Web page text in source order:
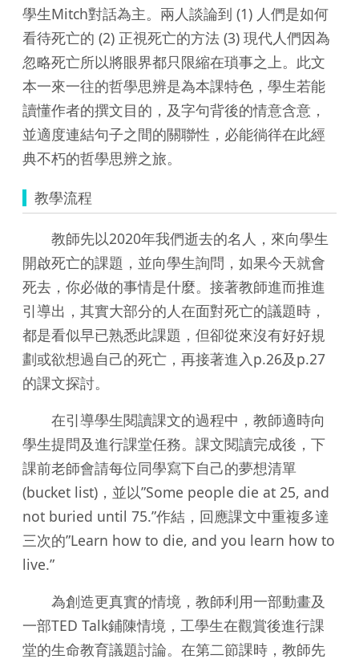
學生Mitch對話為主。兩人談論到 (1) 人們是如何
看待死亡的 (2) 正視死亡的方法 (3) 現代人們因為
忽略死亡所以將眼界都只限縮在瑣事之上。此文
本一來一往的哲學思辨是為本課特色，學生若能
讀懂作者的撰文目的，及字句背後的情意含意，
並適度連結句子之間的關聯性，必能徜徉在此經
典不朽的哲學思辨之旅。
教學流程
教師先以2020年我們逝去的名人，來向學生
開啟死亡的課題，並向學生詢問，如果今天就會
死去，你必做的事情是什麼。接著教師進而推進
引導出，其實大部分的人在面對死亡的議題時，
都是看似早已熟悉此課題，但卻從來沒有好好規
劃或欲想過自己的死亡，再接著進入p.26及p.27
的課文探討。
在引導學生閱讀課文的過程中，教師適時向
學生提問及進行課堂任務。課文閱讀完成後，下
課前老師會請每位同學寫下自己的夢想清單
(bucket list)，並以”Some people die at 25, and
not buried until 75.”作結，回應課文中重複多達
三次的”Learn how to die, and you learn how to
live.”
為創造更真實的情境，教師利用一部動畫及
一部TED Talk鋪陳情境，工學生在觀賞後進行課
堂的生命教育議題討論。在第二節課時，教師先